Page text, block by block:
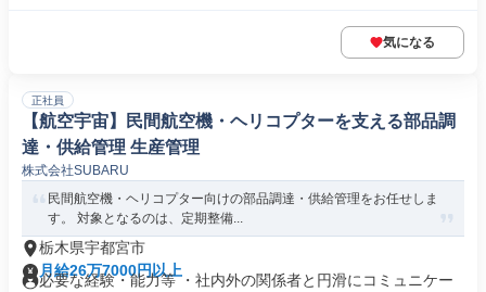
気になる
正社員
【航空宇宙】民間航空機・ヘリコプターを支える部品調
達・供給管理 生産管理
株式会社SUBARU
民間航空機・ヘリコプター向けの部品調達・供給管理をお任せしま
す。 対象となるのは、定期整備...
栃木県宇都宮市
月給26万7000円以上
必要な経験・能力等 ・社内外の関係者と円滑にコミュニケー